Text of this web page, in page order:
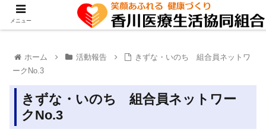
ホーム 活動報告
きずな・いのち 組合員ネットワ
ークNo.3
きずな・いのち 組合員ネットワー
クNo.3
メニュー